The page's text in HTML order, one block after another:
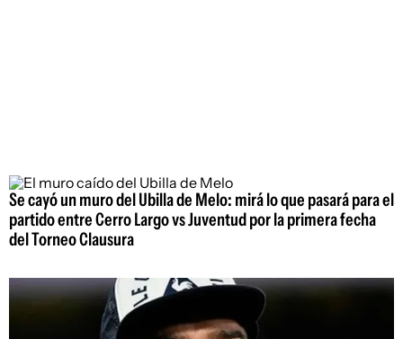
Se cayó un muro del Ubilla de Melo: mirá lo que pasará para el
partido entre Cerro Largo vs Juventud por la primera fecha
del Torneo Clausura